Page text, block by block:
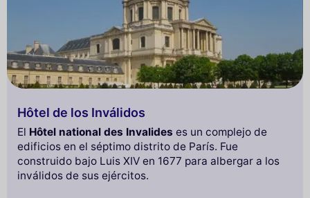
Hôtel de los Inválidos
El Hôtel national des Invalides es un complejo de
edificios en el séptimo distrito de París. Fue
construido bajo Luis XIV en 1677 para albergar a los
inválidos de sus ejércitos.